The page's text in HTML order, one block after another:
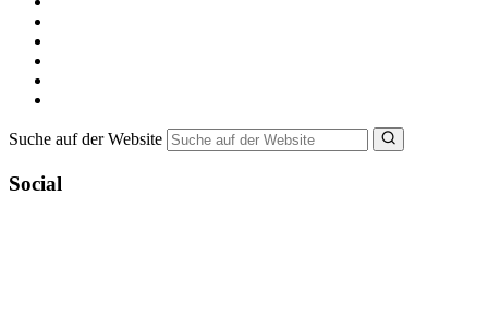
Suche auf der Website
Social